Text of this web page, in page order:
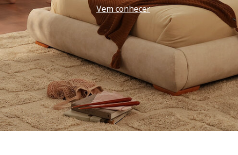
Vem conhecer